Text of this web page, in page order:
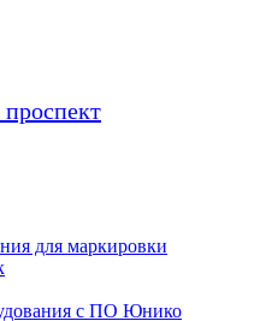
проспект
для маркировки
с ПО Юнико